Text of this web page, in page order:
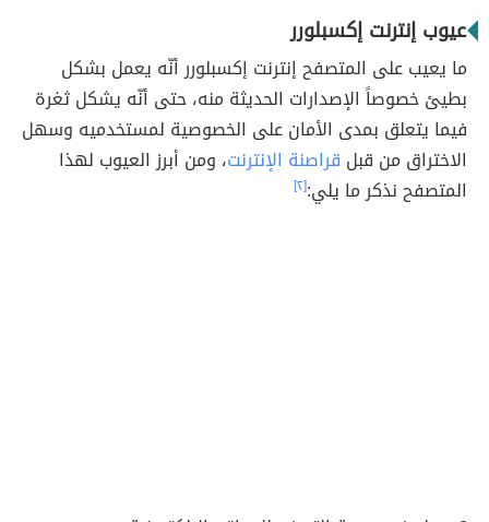
عيوب إنترنت إكسبلورر
ما يعيب على المتصفح إنترنت إكسبلورر أنّه يعمل بشكل
بطيئ خصوصاً الإصدارات الحديثة منه، حتى أنّه يشكل ثغرة
فيما يتعلق بمدى الأمان على الخصوصية لمستخدميه وسهل
الاختراق من قبل قراصنة الإنترنت، ومن أبرز العيوب لهذا
المتصفح نذكر ما يلي:[٢]